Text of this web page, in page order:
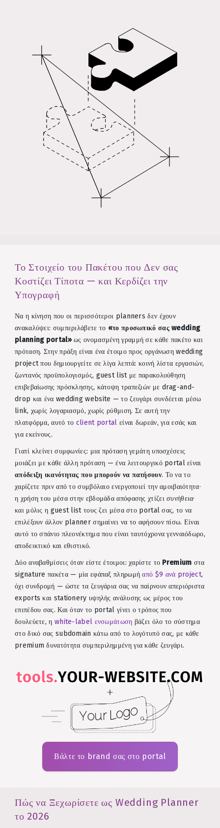
Το Στοιχείο του Πακέτου που Δεν σας
Κοστίζει Τίποτα — και Κερδίζει την
Υπογραφή
Να η κίνηση που οι περισσότεροι planners δεν έχουν
ανακαλύψει: συμπεριλάβετε το «το προσωπικό σας wedding
planning portal»ως ονομασμένη γραμμή σε κάθε πακέτο και
πρόταση. Στην πράξη είναι ένα έτοιμο προς οργάνωση wedding
project που δημιουργείτε σε λίγα λεπτά: κοινή λίστα εργασιών,
ζωντανός προϋπολογισμός, guest list με παρακολούθηση
επιβεβαίωσης πρόσκλησης, κάτοψη τραπεζιών με drag-and-
drop και ένα wedding website — το ζευγάρι συνδέεται μέσω
link, χωρίς λογαριασμό, χωρίς ρύθμιση. Σε αυτή την
πλατφόρμα, αυτό το client portal είναι δωρεάν, για εσάς και
για εκείνους.
Γιατί κλείνει συμφωνίες: μια πρόταση γεμάτη υποσχέσεις
μοιάζει με κάθε άλλη πρόταση — ένα λειτουργικό portal είναι
απόδειξη ικανότητας που μπορούν να πατήσουν. Το να το
χαρίζετε πριν από το συμβόλαιο ενεργοποιεί την αμοιβαιότητα·
η χρήση του μέσα στην εβδομάδα απόφασης χτίζει συνήθεια·
και μόλις η guest list τους ζει μέσα στο portal σας, το να
επιλέξουν άλλον planner σημαίνει να το αφήσουν πίσω. Είναι
αυτό το σπάνιο πλεονέκτημα που είναι ταυτόχρονα γενναιόδωρο,
αποδεικτικό και εθιστικό.
Δύο αναβαθμίσεις όταν είστε έτοιμοι: χαρίστε το Premium στα
signature πακέτα — μία εφάπαξ πληρωμήαπό $9 ανά project,
όχι συνδρομή — ώστε τα ζευγάρια σας να παίρνουν απεριόριστα
exports και stationery υψηλής ανάλυσης ως μέρος του
επιπέδου σας. Και όταν το portal γίνει ο τρόπος που
δουλεύετε, η white-label ενσωμάτωση βάζει όλο το σύστημα
στο δικό σας subdomain κάτω από το λογότυπό σας, με κάθε
premium δυνατότητα συμπεριλημμένη για κάθε ζευγάρι.
Βάλτε το brand σας στο portal
Πώς να Ξεχωρίσετε ως Wedding Planner
το 2026